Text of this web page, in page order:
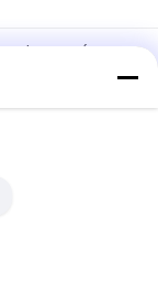
avec écran
bébé